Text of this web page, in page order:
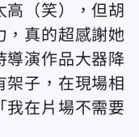
（笑），但胡
，真的超感謝她
導演作品大器降
架子，在現場相
我在片場不需要